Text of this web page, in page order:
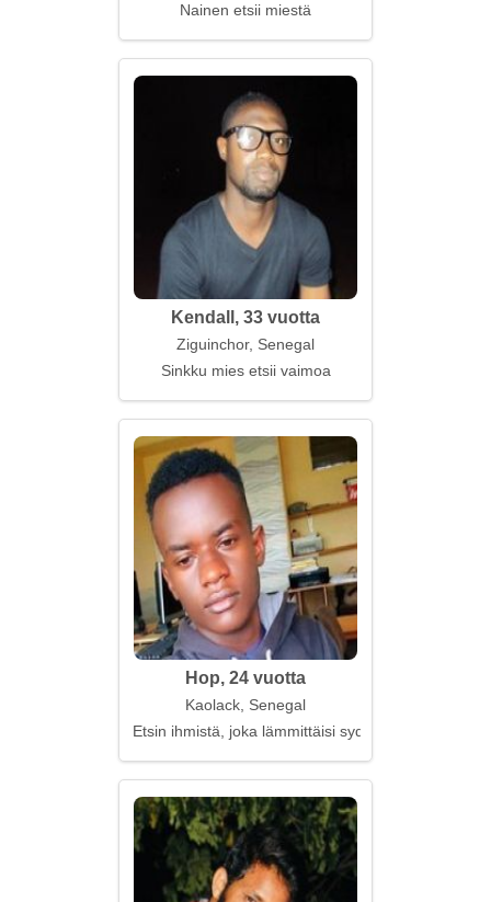
Nainen etsii miestä
Kendall, 33 vuotta
Ziguinchor, Senegal
Sinkku mies etsii vaimoa
Hop, 24 vuotta
Kaolack, Senegal
Etsin ihmistä, joka lämmittäisi sydäntäni